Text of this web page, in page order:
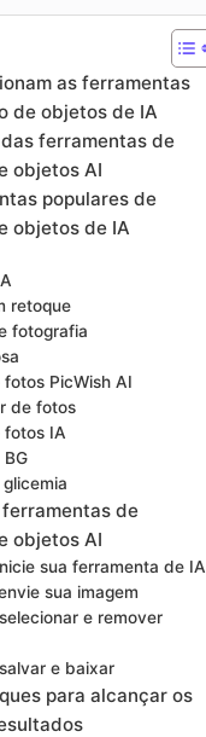
as ferramentas
de objetos de IA
ferramentas de
objetos AI
populares de
objetos de IA
retoque
fotografia
fotos PicWish AI
de fotos
fotos IA
BG
de
objetos AI
sua ferramenta de IA
sua imagem
e remover
e baixar
para alcançar os